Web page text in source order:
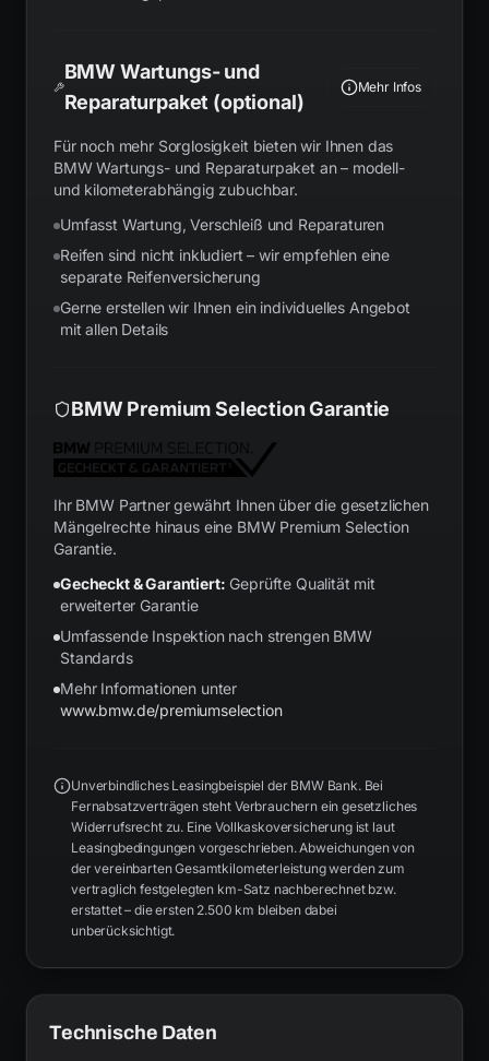
BMW Wartungs- und
Reparaturpaket (optional)
Mehr Infos
Für noch mehr Sorglosigkeit bieten wir Ihnen das
BMW Wartungs- und Reparaturpaket an – modell-
und kilometerabhängig zubuchbar.
Umfasst Wartung, Verschleiß und Reparaturen
Reifen sind nicht inkludiert – wir empfehlen eine
separate Reifenversicherung
Gerne erstellen wir Ihnen ein individuelles Angebot
mit allen Details
BMW Premium Selection Garantie
Ihr BMW Partner gewährt Ihnen über die gesetzlichen
Mängelrechte hinaus eine BMW Premium Selection
Garantie.
Gecheckt & Garantiert: Geprüfte Qualität mit
erweiterter Garantie
Umfassende Inspektion nach strengen BMW
Standards
Mehr Informationen unter
www.bmw.de/premiumselection
Unverbindliches Leasingbeispiel der BMW Bank. Bei
Fernabsatzverträgen steht Verbrauchern ein gesetzliches
Widerrufsrecht zu. Eine Vollkaskoversicherung ist laut
Leasingbedingungen vorgeschrieben. Abweichungen von
der vereinbarten Gesamtkilometerleistung werden zum
vertraglich festgelegten km-Satz nachberechnet bzw.
erstattet – die ersten 2.500 km bleiben dabei
unberücksichtigt.
Technische Daten